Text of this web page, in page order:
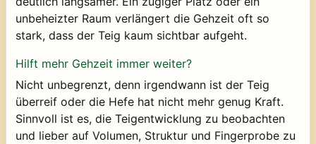
unbeheizter Raum verlängert die Gehzeit oft so
stark, dass der Teig kaum sichtbar aufgeht.
Hilft mehr Gehzeit immer weiter?
Nicht unbegrenzt, denn irgendwann ist der Teig
überreif oder die Hefe hat nicht mehr genug Kraft.
Sinnvoll ist es, die Teigentwicklung zu beobachten
und lieber auf Volumen, Struktur und Fingerprobe zu